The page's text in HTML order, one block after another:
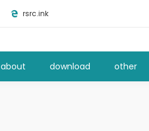
rsrc.ink
about download other